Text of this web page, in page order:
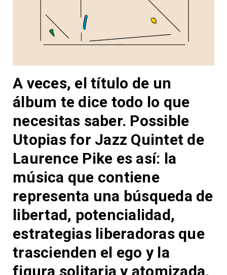
A veces, el título de un
álbum te dice todo lo que
necesitas saber. Possible
Utopias for Jazz Quintet de
Laurence Pike es así: la
música que contiene
representa una búsqueda de
libertad, potencialidad,
estrategias liberadoras que
trascienden el ego y la
figura solitaria y atomizada.